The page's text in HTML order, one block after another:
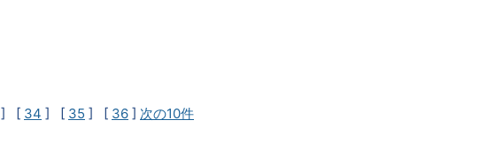
] [ 34 ] [ 35 ] [ 36 ] 次の10件